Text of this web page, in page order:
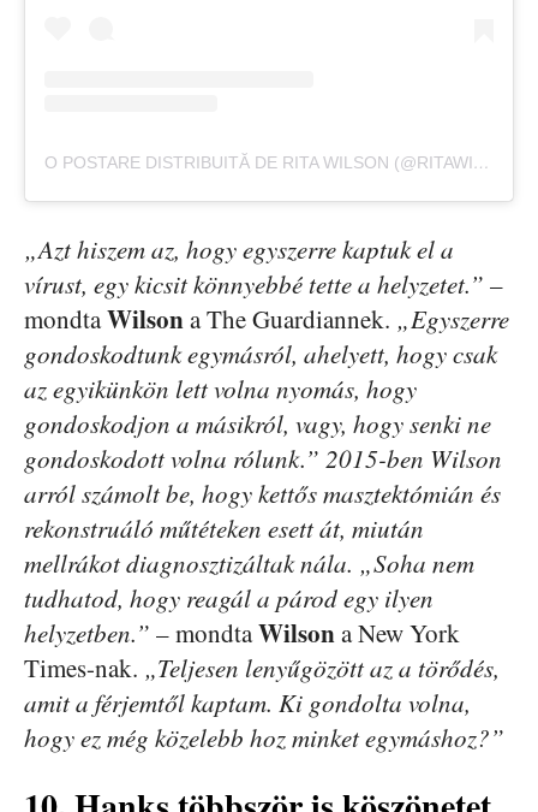
O POSTARE DISTRIBUITĂ DE RITA WILSON (@RITAWILSON)
„Azt hiszem az, hogy egyszerre kaptuk el a
vírust, egy kicsit könnyebbé tette a helyzetet.” –
mondtaWilsona The Guardiannek. „Egyszerre
gondoskodtunk egymásról, ahelyett, hogy csak
az egyikünkön lett volna nyomás, hogy
gondoskodjon a másikról, vagy, hogy senki ne
gondoskodott volna rólunk.” 2015-ben Wilson
arról számolt be, hogy kettős masztektómián és
rekonstruáló műtéteken esett át, miután
mellrákot diagnosztizáltak nála. „Soha nem
tudhatod, hogy reagál a párod egy ilyen
helyzetben.” – mondtaWilsona New York
Times-nak. „Teljesen lenyűgözött az a törődés,
amit a férjemtől kaptam. Ki gondolta volna,
hogy ez még közelebb hoz minket egymáshoz?”